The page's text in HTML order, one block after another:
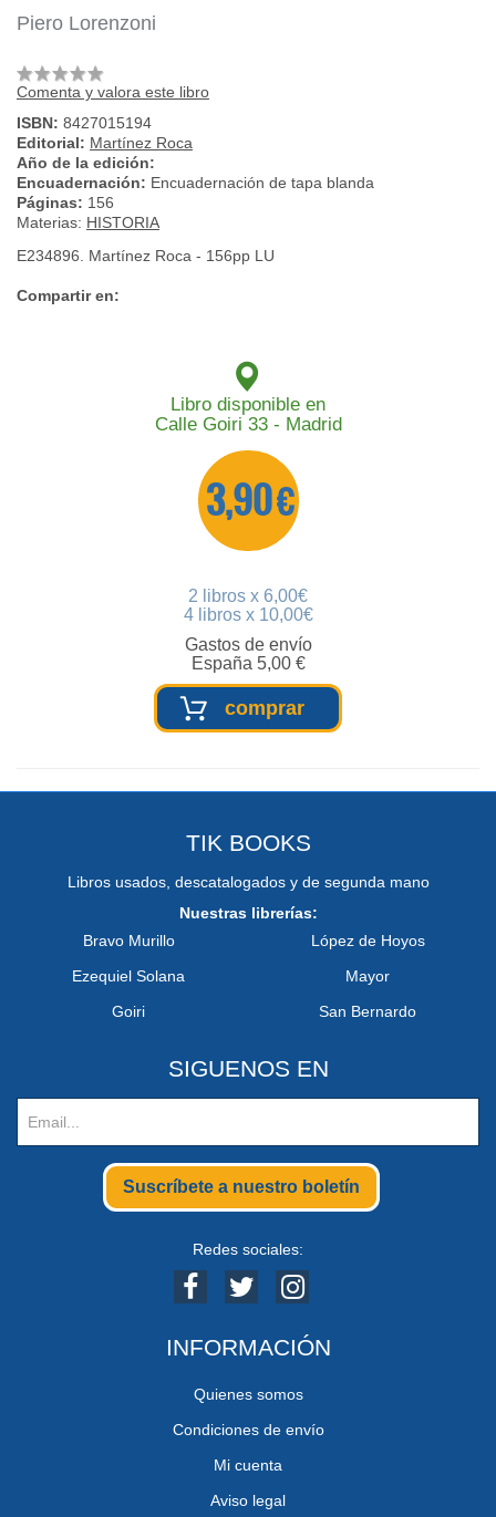
Piero Lorenzoni
Comenta y valora este libro
ISBN: 8427015194
Editorial: Martínez Roca
Año de la edición:
Encuadernación: Encuadernación de tapa blanda
Páginas: 156
Materias: HISTORIA
E234896. Martínez Roca - 156pp LU
Compartir en:
Libro disponible en
Calle Goiri 33 - Madrid
3,90 €
2 libros x 6,00€
4 libros x 10,00€
Gastos de envío
España 5,00 €
comprar
TIK BOOKS
Libros usados, descatalogados y de segunda mano
Nuestras librerías:
Bravo Murillo
Ezequiel Solana
Goiri
López de Hoyos
Mayor
San Bernardo
SIGUENOS EN
Suscríbete a nuestro boletín
Redes sociales:
INFORMACIÓN
Quienes somos
Condiciones de envío
Mi cuenta
Aviso legal